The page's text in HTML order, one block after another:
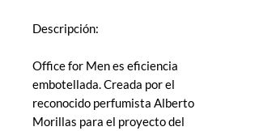
Descripción:
Office for Men es eficiencia
embotellada. Creada por el
reconocido perfumista Alberto
Morillas para el proyecto del